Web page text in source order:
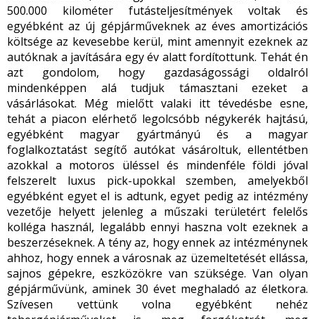
500.000 kilométer futásteljesítmények voltak és
egyébként az új gépjárműveknek az éves amortizációs
költsége az kevesebbe kerül, mint amennyit ezeknek az
autóknak a javítására egy év alatt fordítottunk. Tehát én
azt gondolom, hogy gazdaságossági oldalról
mindenképpen alá tudjuk támasztani ezeket a
vásárlásokat. Még mielőtt valaki itt tévedésbe esne,
tehát a piacon elérhető legolcsóbb négykerék hajtású,
egyébként magyar gyártmányú és a magyar
foglalkoztatást segítő autókat vásároltuk, ellentétben
azokkal a motoros üléssel és mindenféle földi jóval
felszerelt luxus pick-upokkal szemben, amelyekből
egyébként egyet el is adtunk, egyet pedig az intézmény
vezetője helyett jelenleg a műszaki területért felelős
kolléga használ, legalább ennyi haszna volt ezeknek a
beszerzéseknek. A tény az, hogy ennek az intézménynek
ahhoz, hogy ennek a városnak az üzemeltetését ellássa,
sajnos gépekre, eszközökre van szüksége. Van olyan
gépjárművünk, aminek 30 évet meghaladó az életkora.
Szívesen vettünk volna egyébként nehéz